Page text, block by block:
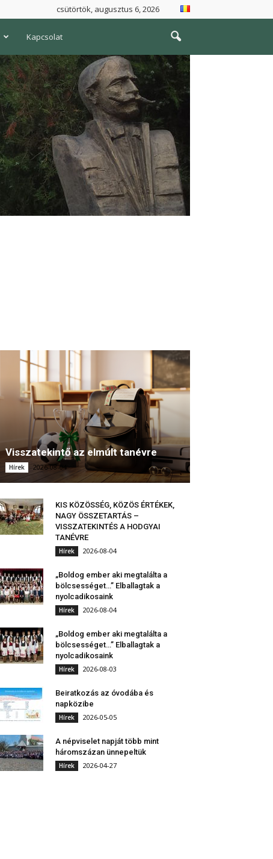
csütörtök, augusztus 6, 2026
Kapcsolat
Visszatekintő az elmúlt tanévre
Hírek 2026-08-04
KIS KÖZÖSSÉG, KÖZÖS ÉRTÉKEK,
NAGY ÖSSZETARTÁS –
VISSZATEKINTÉS A HODGYAI
TANÉVRE
Hírek 2026-08-04
„Boldog ember aki megtalálta a
bölcsességet…” Elballagtak a
nyolcadikosaink
Hírek 2026-08-04
„Boldog ember aki megtalálta a
bölcsességet…” Elballagtak a
nyolcadikosaink
Hírek 2026-08-03
Beiratkozás az óvodába és
napközibe
Hírek 2026-05-05
A népviselet napját több mint
háromszázan ünnepeltük
Hírek 2026-04-27